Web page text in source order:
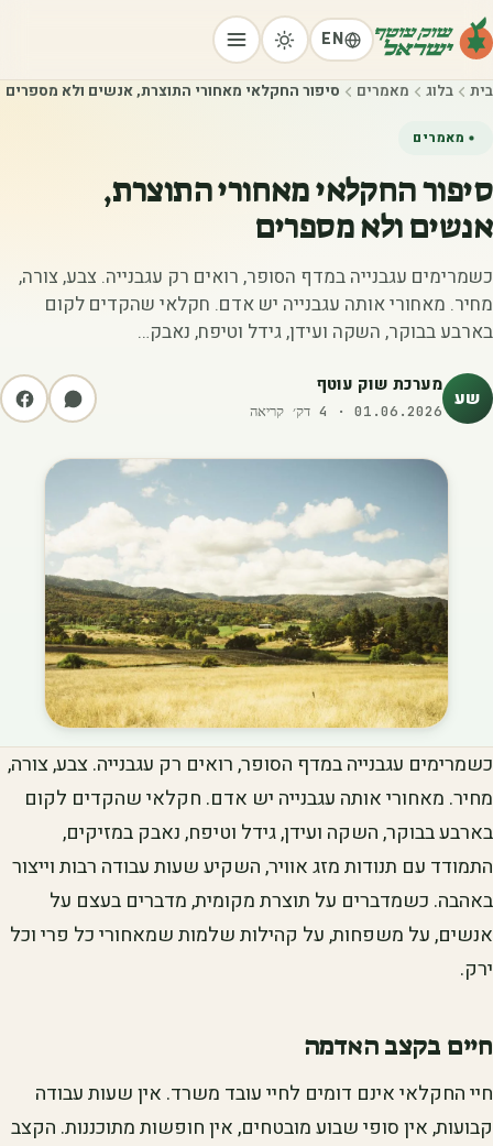
EN
בית בלוג מאמרים סיפור החקלאי מאחורי התוצרת, אנשים ולא מספרים
מאמרים
סיפור החקלאי מאחורי התוצרת,
אנשים ולא מספרים
כשמרימים עגבנייה במדף הסופר, רואים רק עגבנייה. צבע, צורה,
מחיר. מאחורי אותה עגבנייה יש אדם. חקלאי שהקדים לקום
בארבע בבוקר, השקה ועידן, גידל וטיפח, נאבק…
שע מערכת שוק עוטף
01.06.2026
·
4 דק׳ קריאה
כשמרימים עגבנייה במדף הסופר, רואים רק עגבנייה. צבע, צורה,
מחיר. מאחורי אותה עגבנייה יש אדם. חקלאי שהקדים לקום
בארבע בבוקר, השקה ועידן, גידל וטיפח, נאבק במזיקים,
התמודד עם תנודות מזג אוויר, השקיע שעות עבודה רבות וייצור
באהבה. כשמדברים על תוצרת מקומית, מדברים בעצם על
אנשים, על משפחות, על קהילות שלמות שמאחורי כל פרי וכל
ירק.
חיים בקצב האדמה
חיי החקלאי אינם דומים לחיי עובד משרד. אין שעות עבודה
קבועות, אין סופי שבוע מובטחים, אין חופשות מתוכננות. הקצב